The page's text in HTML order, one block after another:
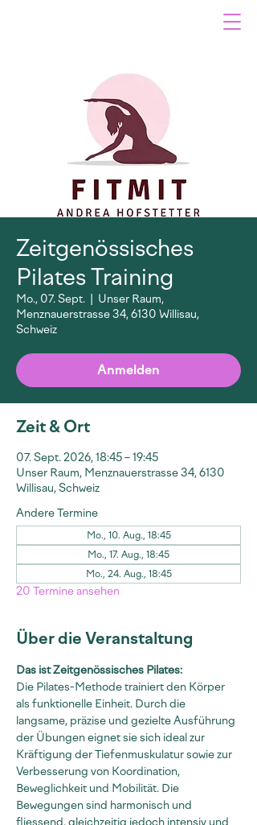
Zeitgenössisches
Pilates Training
Mo., 07. Sept.
Unser Raum,
Menznauerstrasse 34, 6130 Willisau,
Schweiz
Anmelden
Zeit & Ort
07. Sept. 2026, 18:45 – 19:45
Unser Raum, Menznauerstrasse 34, 6130
Willisau, Schweiz
Andere Termine
Mo., 10. Aug., 18:45
Mo., 17. Aug., 18:45
Mo., 24. Aug., 18:45
20 Termine ansehen
Über die Veranstaltung
Das ist Zeitgenössisches Pilates:
Die Pilates-Methode trainiert den Körper
als funktionelle Einheit. Durch die
langsame, präzise und gezielte Ausführung
der Übungen eignet sie sich ideal zur
Kräftigung der Tiefenmuskulatur sowie zur
Verbesserung von Koordination,
Beweglichkeit und Mobilität. Die
Bewegungen sind harmonisch und
fliessend, gleichzeitig jedoch intensiv und